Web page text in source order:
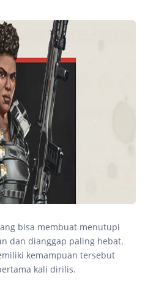
bisa membuat menutupi
dan dianggap paling hebat.
kemampuan tersebut
kali dirilis.